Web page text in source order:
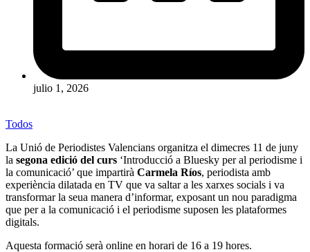
julio 1, 2026
Todos
La Unió de Periodistes Valencians organitza el dimecres 11 de juny
la segona edició del curs ‘Introducció a Bluesky per al periodisme i
la comunicació’ que impartirà Carmela Ríos, periodista amb
experiència dilatada en TV que va saltar a les xarxes socials i va
transformar la seua manera d’informar, exposant un nou paradigma
que per a la comunicació i el periodisme suposen les plataformes
digitals.
Aquesta formació serà online en horari de 16 a 19 hores.